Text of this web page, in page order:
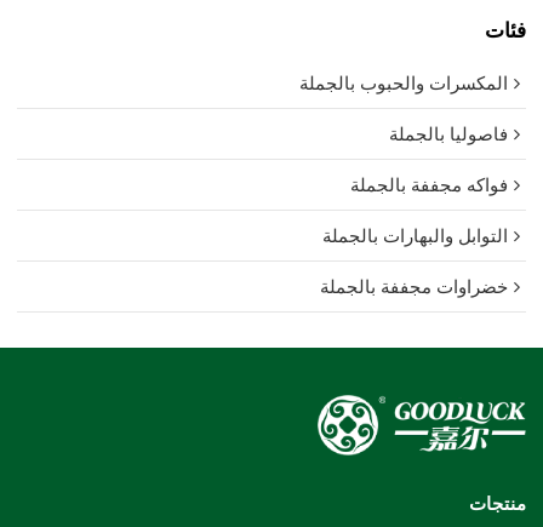
فئات
المكسرات والحبوب بالجملة
فاصوليا بالجملة
فواكه مجففة بالجملة
التوابل والبهارات بالجملة
خضراوات مجففة بالجملة
منتجات